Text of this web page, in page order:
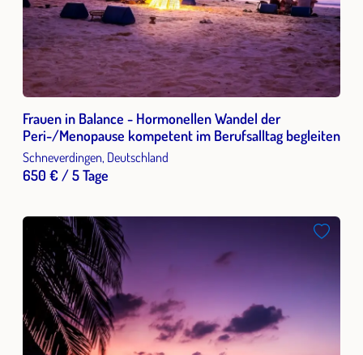
Frauen in Balance - Hormonellen Wandel der
Peri-/Menopause kompetent im Berufsalltag begleiten
Schneverdingen, Deutschland
650 € / 5 Tage